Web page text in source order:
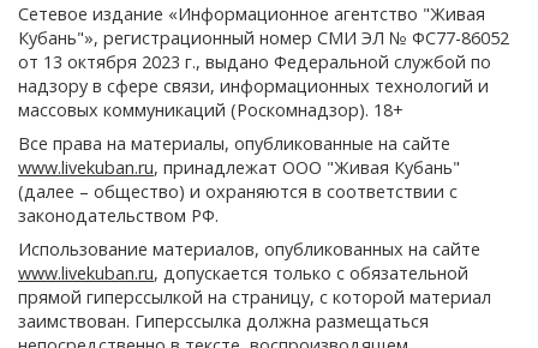
Сетевое издание «Информационное агентство "Живая
Кубань"», регистрационный номер СМИ ЭЛ № ФС77-86052
от 13 октября 2023 г., выдано Федеральной службой по
надзору в сфере связи, информационных технологий и
массовых коммуникаций (Роскомнадзор). 18+
Все права на материалы, опубликованные на сайте
www.livekuban.ru, принадлежат ООО "Живая Кубань"
(далее – общество) и охраняются в соответствии с
законодательством РФ.
Использование материалов, опубликованных на сайте
www.livekuban.ru, допускается только с обязательной
прямой гиперссылкой на страницу, с которой материал
заимствован. Гиперссылка должна размещаться